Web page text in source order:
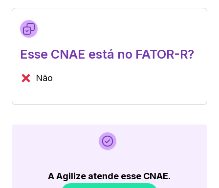
Esse CNAE está no FATOR-R?
Não
A Agilize atende esse CNAE.